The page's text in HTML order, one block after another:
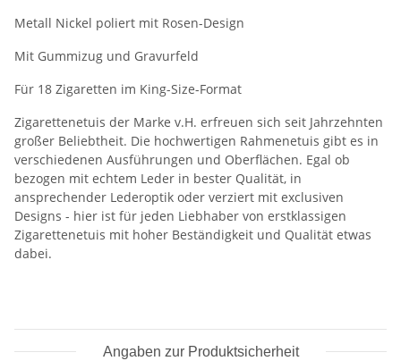
Metall Nickel poliert mit Rosen-Design
Mit Gummizug und Gravurfeld
Für 18 Zigaretten im King-Size-Format
Zigarettenetuis der Marke v.H. erfreuen sich seit Jahrzehnten
großer Beliebtheit. Die hochwertigen Rahmenetuis gibt es in
verschiedenen Ausführungen und Oberflächen. Egal ob
bezogen mit echtem Leder in bester Qualität, in
ansprechender Lederoptik oder verziert mit exclusiven
Designs - hier ist für jeden Liebhaber von erstklassigen
Zigarettenetuis mit hoher Beständigkeit und Qualität etwas
dabei.
Angaben zur Produktsicherheit